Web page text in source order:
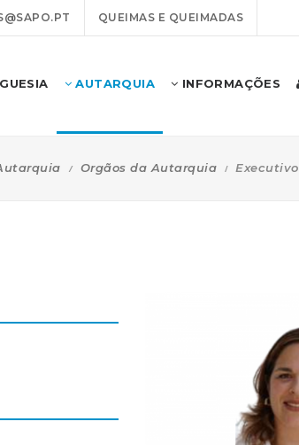
QUEIMAS E QUEIMADAS
AUTARQUIA INFORMAÇÕES
Orgãos da Autarquia Executivo